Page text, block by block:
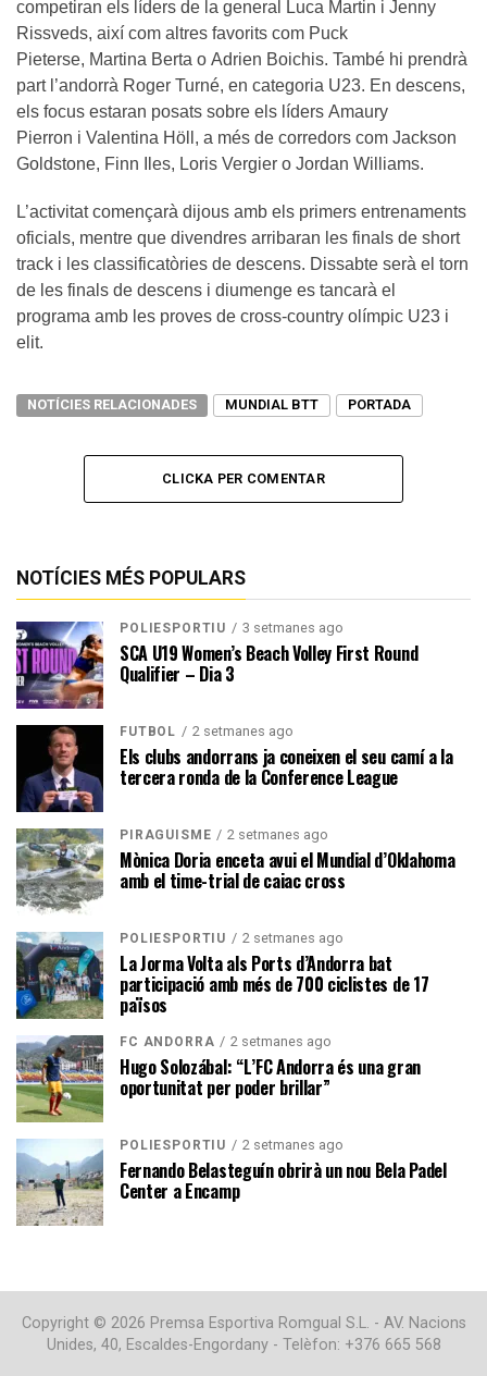
competiran els líders de la general Luca Martin i Jenny
Rissveds, així com altres favorits com Puck
Pieterse, Martina Berta o Adrien Boichis. També hi prendrà
part l’andorrà Roger Turné, en categoria U23. En descens,
els focus estaran posats sobre els líders Amaury
Pierron i Valentina Höll, a més de corredors com Jackson
Goldstone, Finn Iles, Loris Vergier o Jordan Williams.
L’activitat començarà dijous amb els primers entrenaments
oficials, mentre que divendres arribaran les finals de short
track i les classificatòries de descens. Dissabte serà el torn
de les finals de descens i diumenge es tancarà el
programa amb les proves de cross-country olímpic U23 i
elit.
NOTÍCIES RELACIONADES MUNDIAL BTT PORTADA
CLICKA PER COMENTAR
NOTÍCIES MÉS POPULARS
POLIESPORTIU 3 setmanes ago
SCA U19 Women’s Beach Volley First Round
Qualifier – Dia 3
FUTBOL 2 setmanes ago
Els clubs andorrans ja coneixen el seu camí a la
tercera ronda de la Conference League
PIRAGÜISME 2 setmanes ago
Mònica Doria enceta avui el Mundial d’Oklahoma
amb el time-trial de caiac cross
POLIESPORTIU 2 setmanes ago
La Jorma Volta als Ports d’Andorra bat
participació amb més de 700 ciclistes de 17
països
FC ANDORRA 2 setmanes ago
Hugo Solozábal: “L’FC Andorra és una gran
oportunitat per poder brillar”
POLIESPORTIU 2 setmanes ago
Fernando Belasteguín obrirà un nou Bela Padel
Center a Encamp
Copyright © 2026 Premsa Esportiva Romgual S.L. - AV. Nacions
Unides, 40, Escaldes-Engordany - Telèfon: +376 665 568